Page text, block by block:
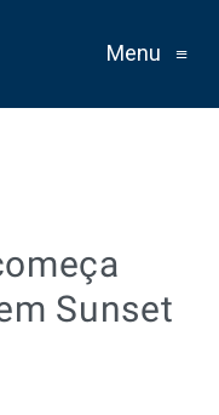
Menu ≡
Sunset